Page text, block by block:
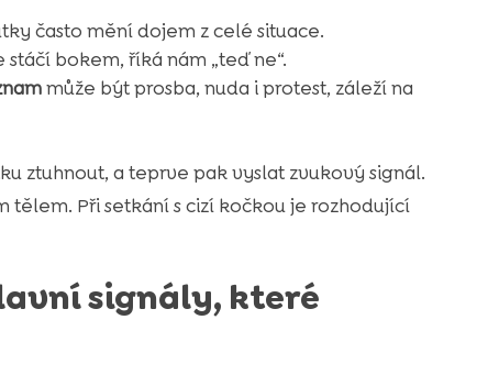
často mění dojem z celé situace.
bokem, říká nám „teď ne“.
může být prosba, nuda i protest, záleží na
ztuhnout, a teprve pak vyslat zvukový signál.
Při setkání s cizí kočkou je rozhodující
signály, které